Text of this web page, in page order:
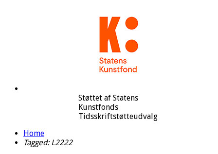
Støttet af Statens
Kunstfonds
Tidsskriftstøtteudvalg
Home
Tagged: L2222